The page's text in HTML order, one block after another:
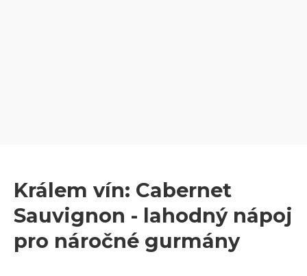
Králem vín: Cabernet
Sauvignon - lahodný nápoj
pro náročné gurmány